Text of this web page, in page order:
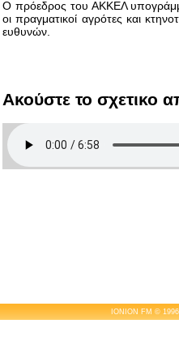
Ο πρόεδρος του ΑΚΚΕΛ
οι πραγματικοί αγρότες και
ευθυνών.
Ακούστε το σχετικο
IONION FM ©